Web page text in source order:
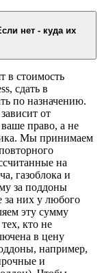
нет - куда их
в стоимость
сдать в
по назначению.
от
право, а не
Мы принимаем
на
газоблока и
за поддоны
за них у любого
эту сумму
кто не
в цену
например,
и